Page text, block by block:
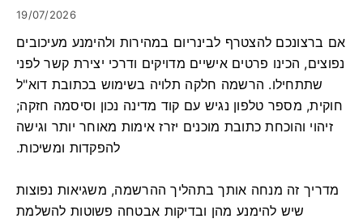
19/07/2026
אם ברצונכם להצטרף לבינריום במהירות ולהימנע מעיכובים
נפוצים, הכינו פרטים אישיים מדויקים ודרכי יצירת קשר לפני
שתתחילו. הרשמה חלקה תלויה בשימוש בכתובת דוא"ל
חוקית, מספר טלפון נגיש עם קוד מדינה נכון וסיסמה חזקה;
זיהוי והוכחת כתובת מוכנים יזרז אימות מאוחר יותר וגישה
להפקדות ומשיכות.
מדריך זה מנחה אותך בתהליך ההרשמה, משגיאות נפוצות
שיש להימנע מהן ובדיקות אבטחה פשוטות להשלמת